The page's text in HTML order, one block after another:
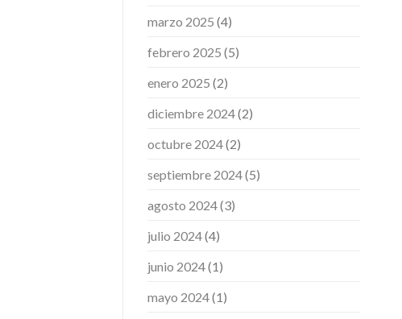
marzo 2025 (4)
febrero 2025 (5)
enero 2025 (2)
diciembre 2024(2)
octubre 2024(2)
septiembre 2024(5)
agosto 2024(3)
julio 2024(4)
junio 2024(1)
mayo 2024(1)